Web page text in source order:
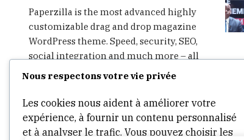
Nous respectons votre vie privée
Les cookies nous aident à améliorer votre
expérience, à fournir un contenu personnalisé
et à analyser le trafic. Vous pouvez choisir les
Paperzilla is the most advanced highly
customizable drag and drop magazine
WordPress theme. Speed, security, SEO,
social integration and much more – all
in one theme. Start writing, publishing,